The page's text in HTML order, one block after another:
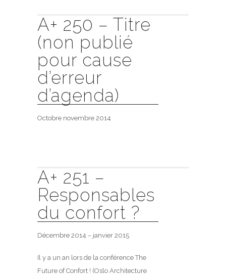
A+ 250 – Titre
(non publié
pour cause
d’erreur
d’agenda)
Octobre novembre 2014
A+ 251 –
Responsables
du confort ?
Décembre 2014 – janvier 2015
Il y a un an lors de la conférence The
Future of Confort ! (Oslo Architecture